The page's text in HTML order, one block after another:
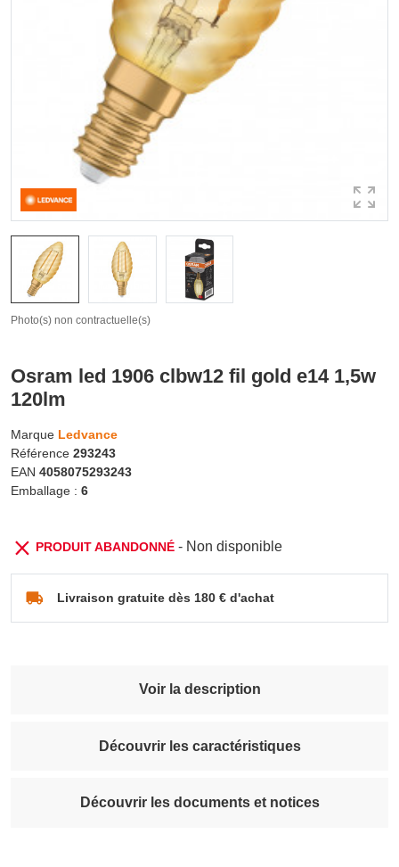
Photo(s) non contractuelle(s)
Osram led 1906 clbw12 fil gold e14 1,5w
120lm
Marque Ledvance
Référence 293243
EAN 4058075293243
Emballage : 6
PRODUIT ABANDONNÉ- Non disponible
Livraison gratuite dès 180 € d'achat
Voir la description
Découvrir les caractéristiques
Découvrir les documents et notices